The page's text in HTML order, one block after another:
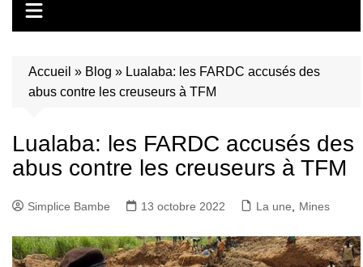
Accueil » Blog » Lualaba: les FARDC accusés des
abus contre les creuseurs à TFM
Lualaba: les FARDC accusés des
abus contre les creuseurs à TFM
Simplice Bambe 13 octobre 2022 La une Mines